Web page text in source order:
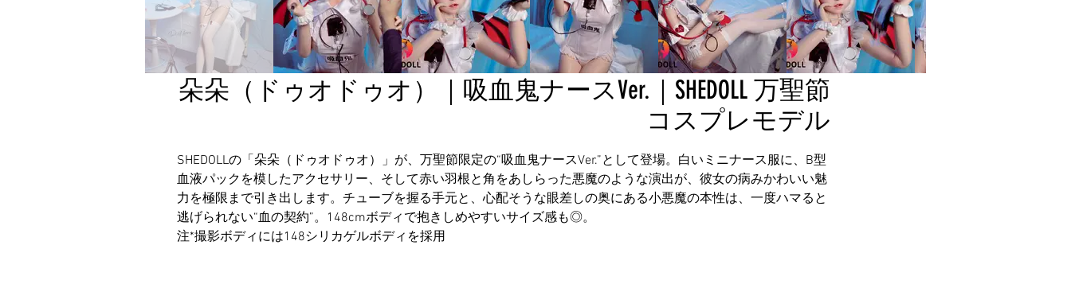
朵朵（ドゥオドゥオ）｜吸血鬼ナースVer.｜SHEDOLL 万聖節
コスプレモデル
SHEDOLLの「朵朵（ドゥオドゥオ）」が、万聖節限定の“吸血鬼ナースVer.”として登場。白いミニナース服に、B型
血液パックを模したアクセサリー、そして赤い羽根と角をあしらった悪魔のような演出が、彼女の病みかわいい魅
力を極限まで引き出します。チューブを握る手元と、心配そうな眼差しの奥にある小悪魔の本性は、一度ハマると
逃げられない“血の契約”。148cmボディで抱きしめやすいサイズ感も◎。
注*撮影ボディには148シリカゲルボディを採用